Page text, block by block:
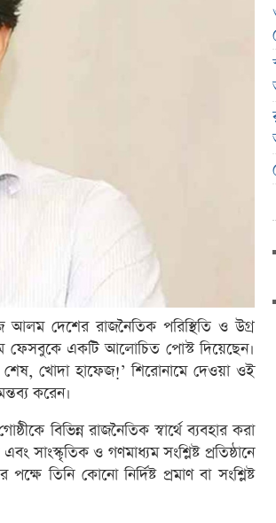
আলম দেশের রাজনৈতিক পরিস্থিতি ও উগ্র
ফেসবুকে একটি আলোচিত পোস্ট দিয়েছেন।
খোদা হাফেজ!’ শিরোনামে দেওয়া ওই
করেন।
বিভিন্ন রাজনৈতিক স্বার্থে ব্যবহার করা
সাংস্কৃতিক ও গণমাধ্যম সংশ্লিষ্ট প্রতিষ্ঠানে
তিনি কোনো নির্দিষ্ট প্রমাণ বা সংশ্লিষ্ট